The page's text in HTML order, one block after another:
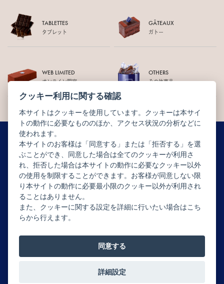
TABLETTES
タブレット
GÂTEAUX
ガトー
WEB LIMITED
オンライン限定
OTHERS
その他商品
ニュースレター配信登録はこちら
Copyright © JEAN-PAUL HÉVIN JAPON All rights reserved.
クッキー利用に関する確認
本サイトはクッキーを使用しています。クッキーは本サイ
トの動作に必要なもののほか、アクセス状況の分析などに
使われます。
本サイトのお客様は「同意する」または「拒否する」を選
ぶことができ、同意した場合は全てのクッキーが利用さ
れ、拒否した場合は本サイトの動作に必要なクッキー以外
の使用を制限することができます。お客様が同意しない限
り本サイトの動作に必要最小限のクッキー以外が利用され
ることはありません。
また、クッキーに関する設定を詳細に行いたい場合はこち
らから行えます。
同意する
詳細設定